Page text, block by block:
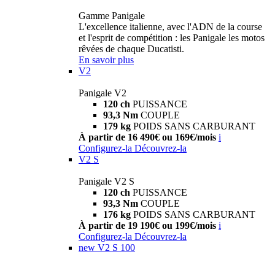
Gamme Panigale
L'excellence italienne, avec l'ADN de la course
et l'esprit de compétition : les Panigale les motos
rêvées de chaque Ducatisti.
En savoir plus
V2
Panigale V2
120 ch PUISSANCE
93,3 Nm COUPLE
179 kg POIDS SANS CARBURANT
À partir de 16 490€ ou 169€/mois i
Configurez-la Découvrez-la
V2 S
Panigale V2 S
120 ch PUISSANCE
93,3 Nm COUPLE
176 kg POIDS SANS CARBURANT
À partir de 19 190€ ou 199€/mois i
Configurez-la Découvrez-la
new V2 S 100